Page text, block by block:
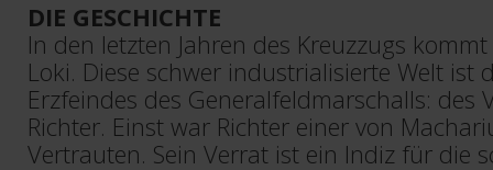
DIE GESCHICHTE
In den letzten Jahren des Kreuzzugs
Loki. Diese schwer industrialisierte Welt ist
Erzfeindes des Generalfeldmarschalls: des
Richter. Einst war Richter einer von
Vertrauten. Sein Verrat ist ein Indiz für die